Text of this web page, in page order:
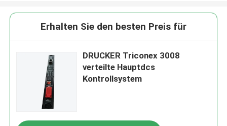
Erhalten Sie den besten Preis für
DRUCKER Triconex 3008
verteilte Hauptdcs
Kontrollsystem